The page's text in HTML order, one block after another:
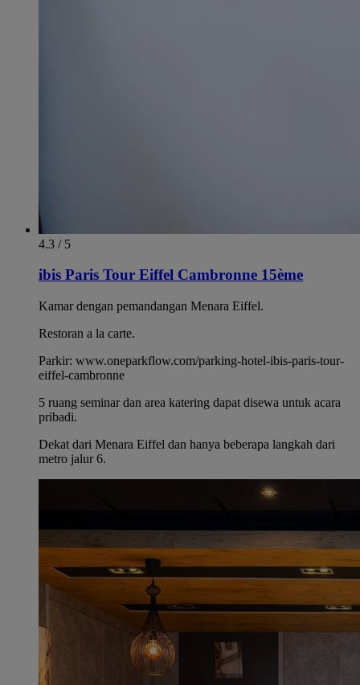
4.3 / 5
ibis Paris Tour Eiffel Cambronne 15ème
Kamar dengan pemandangan Menara Eiffel.
Restoran a la carte.
Parkir: www.oneparkflow.com/parking-hotel-ibis-paris-tour-
eiffel-cambronne
5 ruang seminar dan area katering dapat disewa untuk acara
pribadi.
Dekat dari Menara Eiffel dan hanya beberapa langkah dari
metro jalur 6.